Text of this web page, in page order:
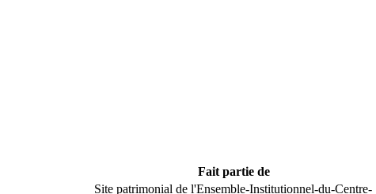
Fait partie de
Site patrimonial de l'Ensemble-Institutionnel-du-Centre-